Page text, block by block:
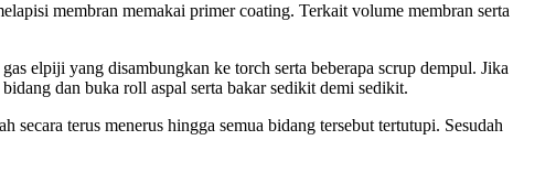
membran memakai primer coating. Terkait volume membran serta
elpiji yang disambungkan ke torch serta beberapa scrup dempul. Jika
dan buka roll aspal serta bakar sedikit demi sedikit.
terus menerus hingga semua bidang tersebut tertutupi. Sesudah